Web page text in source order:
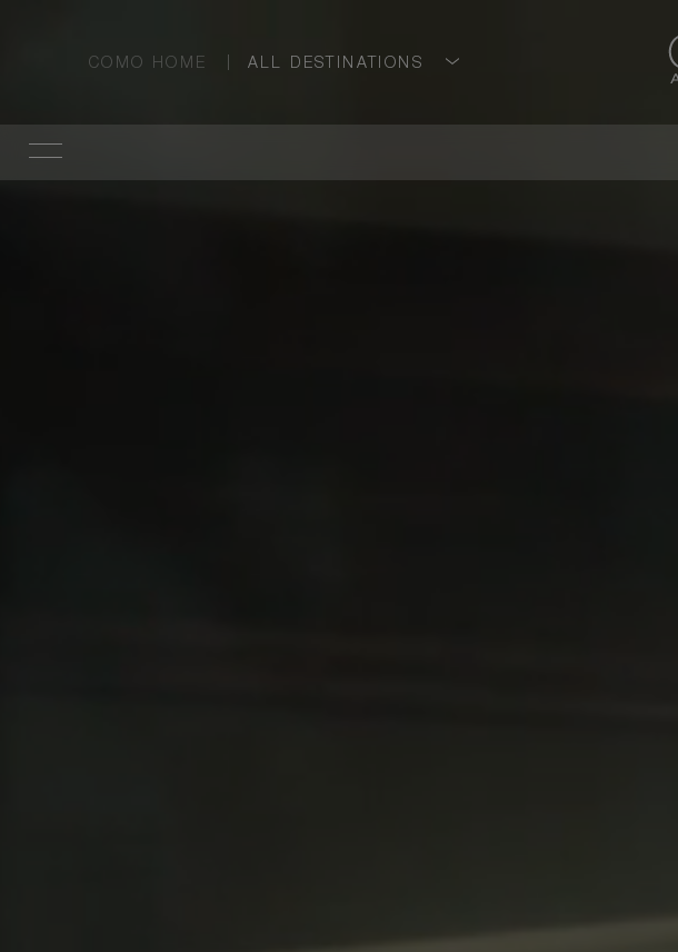
COMO HOME ALL DESTINATIONS